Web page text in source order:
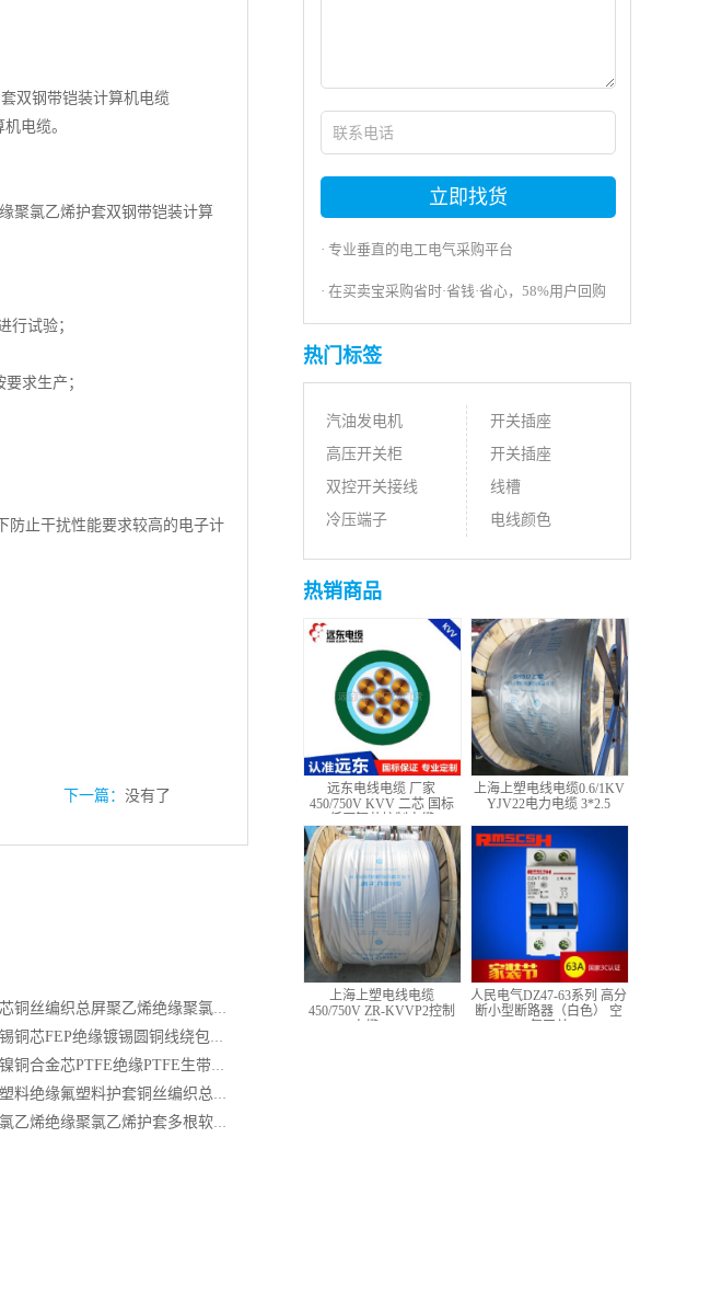
双钢带铠装计算机电缆
电缆。
聚氯乙烯护套双钢带铠装计算
行试验；
求生产；
防止干扰性能要求较高的电子计
下一篇： 没有了
丝编织总屏聚乙烯绝缘聚氯乙烯护套双钢带铠装计算机电缆
芯FEP绝缘镀锡圆铜线绕包屏蔽ETFE护套电线电缆
铜合金芯PTFE绝缘PTFE生带护套电线电缆
绝缘氟塑料护套铜丝编织总屏耐热用热电偶S分度号补偿导线
乙烯绝缘聚氯乙烯护套多根软导体软电线
立即找货
· 专业垂直的电工电气采购平台
· 在买卖宝采购省时·省钱·省心，58%用户回购
热门标签
汽油发电机
高压开关柜
双控开关接线
冷压端子
开关插座
开关插座
线槽
电线颜色
热销商品
远东电线电缆 厂家
450/750V KVV 二芯 国标
上海上塑电线电缆0.6/1KV
YJV22电力电缆 3*2.5
上海上塑电线电缆
450/750V ZR-KVVP2控制
人民电气DZ47-63系列 高分
断小型断路器（白色） 空